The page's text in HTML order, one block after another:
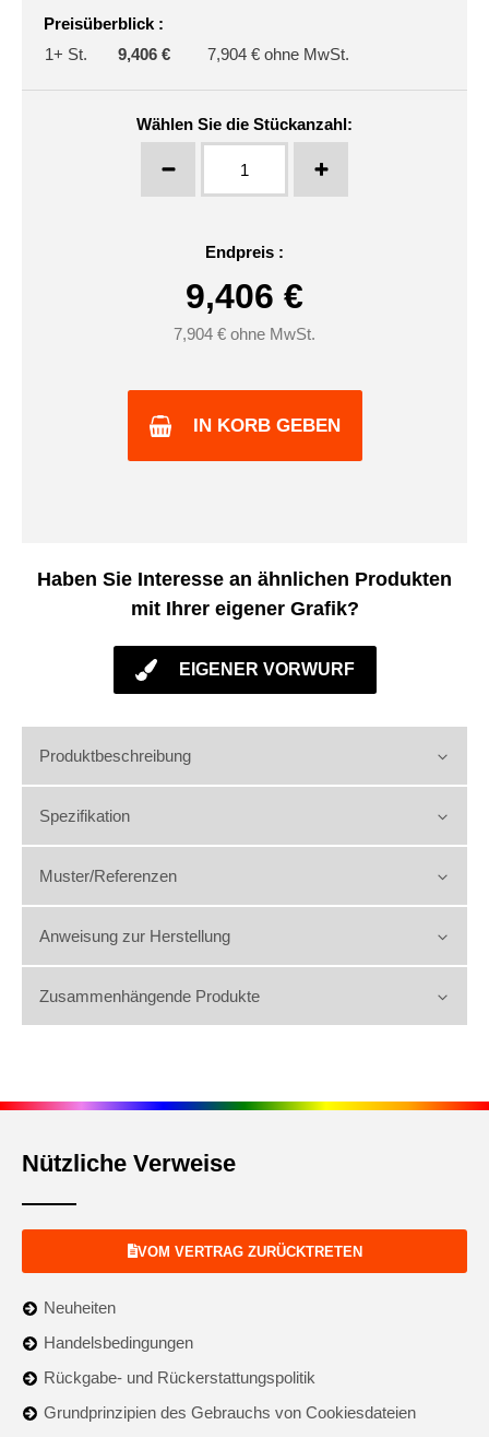
Preisüberblick :
1+ St.
9,406 € 7,904 € ohne MwSt.
Wählen Sie die Stückanzahl:
Endpreis :
9,406 €
7,904 € ohne MwSt.
IN KORB GEBEN
Haben Sie Interesse an ähnlichen Produkten
mit Ihrer eigener Grafik?
EIGENER VORWURF
Produktbeschreibung
Spezifikation
Muster/Referenzen
Anweisung zur Herstellung
Zusammenhängende Produkte
Nützliche Verweise
VOM VERTRAG ZURÜCKTRETEN
Neuheiten
Handelsbedingungen
Rückgabe- und Rückerstattungspolitik
Grundprinzipien des Gebrauchs von Cookiesdateien